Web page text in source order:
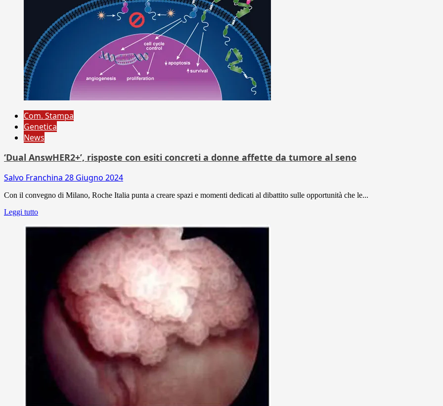
Com. Stampa
Genetica
News
‘Dual AnswHER2+’, risposte con esiti concreti a donne affette da tumore al seno
Salvo Franchina 28 Giugno 2024
Con il convegno di Milano, Roche Italia punta a creare spazi e momenti dedicati al dibattito sulle opportunità che le...
Leggi tutto